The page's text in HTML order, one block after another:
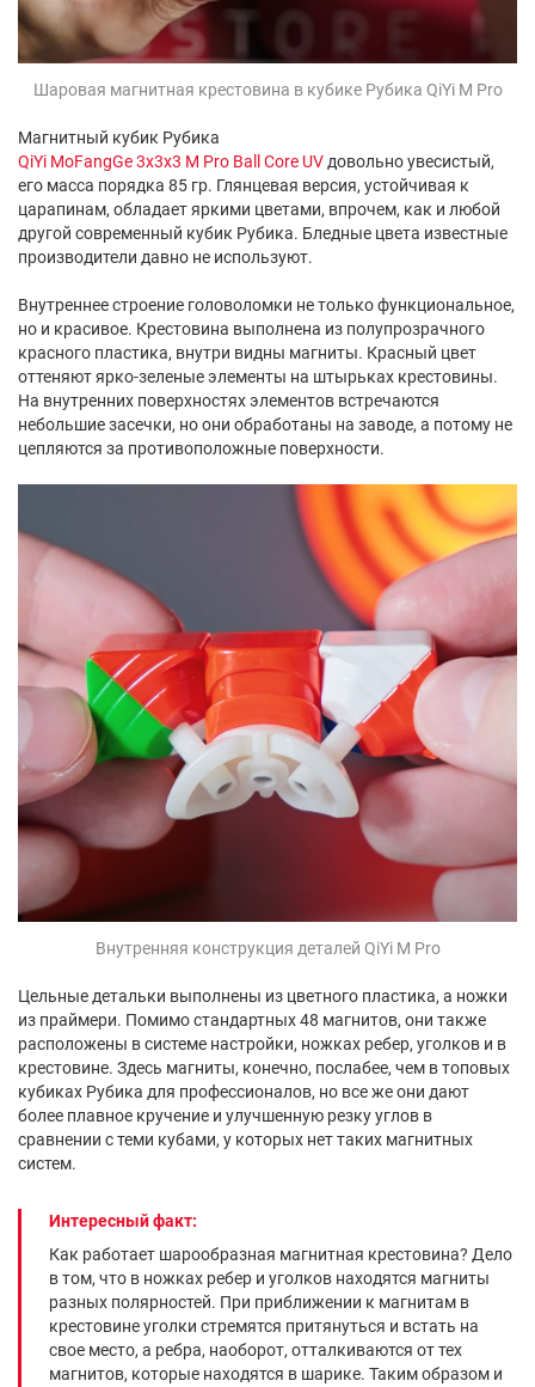
Шаровая магнитная крестовина в кубике Рубика QiYi M Pro
Магнитный кубик Рубика
QiYi MoFangGe 3x3x3 M Pro Ball Core UVдовольно увесистый,
его масса порядка 85 гр. Глянцевая версия, устойчивая к
царапинам, обладает яркими цветами, впрочем, как и любой
другой современный кубик Рубика. Бледные цвета известные
производители давно не используют.
Внутреннее строение головоломки не только функциональное,
но и красивое. Крестовина выполнена из полупрозрачного
красного пластика, внутри видны магниты. Красный цвет
оттеняют ярко-зеленые элементы на штырьках крестовины.
На внутренних поверхностях элементов встречаются
небольшие засечки, но они обработаны на заводе, а потому не
цепляются за противоположные поверхности.
Внутренняя конструкция деталей QiYi M Pro
Цельные детальки выполнены из цветного пластика, а ножки
из праймери. Помимо стандартных 48 магнитов, они также
расположены в системе настройки, ножках ребер, уголков и в
крестовине. Здесь магниты, конечно, послабее, чем в топовых
кубиках Рубика для профессионалов, но все же они дают
более плавное кручение и улучшенную резку углов в
сравнении с теми кубами, у которых нет таких магнитных
систем.
Интересный факт:
Как работает шарообразная магнитная крестовина? Дело
в том, что в ножках ребер и уголков находятся магниты
разных полярностей. При приближении к магнитам в
крестовине уголки стремятся притянуться и встать на
свое место, а ребра, наоборот, отталкиваются от тех
магнитов, которые находятся в шарике. Таким образом и